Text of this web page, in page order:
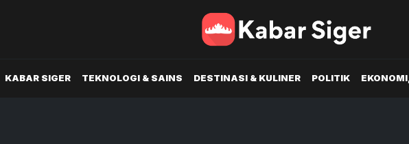
KABAR SIGER TEKNOLOGI & SAINS DESTINASI & KULINER POLITIK